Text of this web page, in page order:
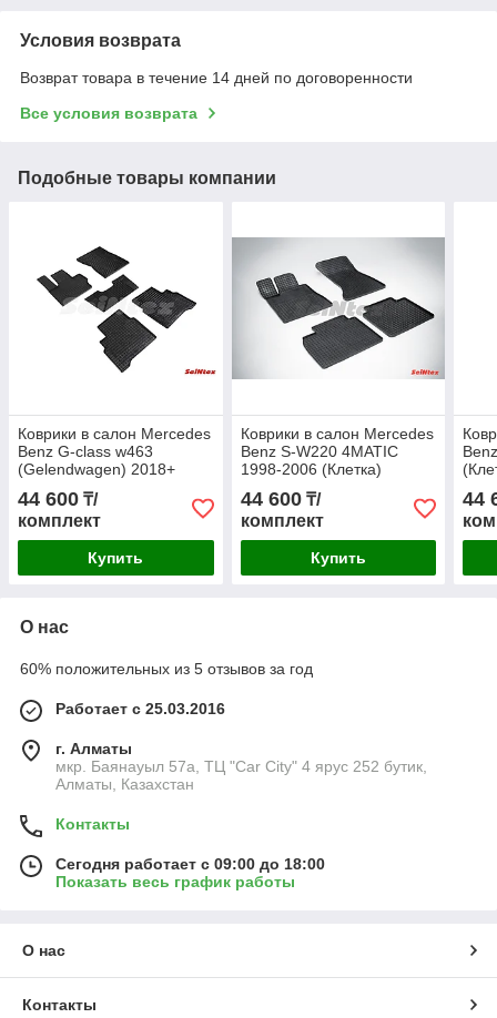
Условия возврата
Возврат товара в течение 14 дней по договоренности
Все условия возврата
Подобные товары компании
Коврики в салон Mercedes
Benz G-class w463
(Gelendwagen) 2018+
44 600 ₸/
комплект
Купить
Коврики в салон Mercedes
Benz S-W220 4MATIC
1998-2006 (Клетка)
44 600₸/
комплект
Купить
44
О нас
60% положительных из 5 отзывов за год
Работает с 25.03.2016
г. Алматы
мкр. Баянауыл 57а, ТЦ "Car Сity" 4 ярус 252 бутик,
Алматы, Казахстан
Контакты
Сегодня работает с 09:00 до 18:00
Показать весь график работы
О нас
Контакты